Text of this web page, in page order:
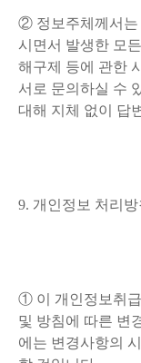
② 정보주체께서는
시면서 발생한 모
해구제 등에 관한
서로 문의하실 수
대해 지체 없이 답
9. 개인정보 처리방
① 이 개인정보취
및 방침에 따른 변
에는 변경사항의